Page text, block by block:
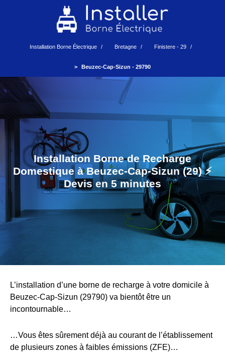
Installation Borne Électrique Bretagne Finistere - 29
Beuzec-Cap-Sizun - 29790
Installation Borne de Recharge
Domestique à Beuzec-Cap-Sizun (29) ⚡️
Devis en 5 minutes
L’installation d’une borne de recharge à votre domicile à
Beuzec-Cap-Sizun (29790) va bientôt être un
incontournable…
…Vous êtes sûrement déjà au courant de l’établissement
de plusieurs zones à faibles émissions (ZFE)…